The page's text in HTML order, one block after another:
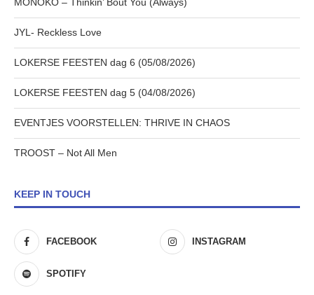
MONOKO – Thinkin’ Bout You (Always)
JYL- Reckless Love
LOKERSE FEESTEN dag 6 (05/08/2026)
LOKERSE FEESTEN dag 5 (04/08/2026)
EVENTJES VOORSTELLEN: THRIVE IN CHAOS
TROOST – Not All Men
KEEP IN TOUCH
FACEBOOK INSTAGRAM
SPOTIFY